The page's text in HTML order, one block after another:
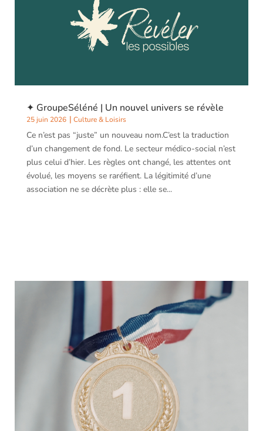
C’est un dispositif encore assez méconnu, et pourtant il
change concrètement le quotidien de personnes
porteuses de Troubles du Spectre de l’Autisme. Ouverte
en 2022 par l’Adapei de la Corrèze, la Maison Émergence
✦ GroupeSéléné | Un nouvel univers se révèle
25 juin 2026 Culture & Loisirs
Ce n’est pas “juste” un nouveau nom.C’est la traduction
d’un changement de fond. Le secteur médico-social n’est
plus celui d’hier. Les règles ont changé, les attentes ont
évolué, les moyens se raréfient. La légitimité d’une
association ne se décrète plus : elle se...